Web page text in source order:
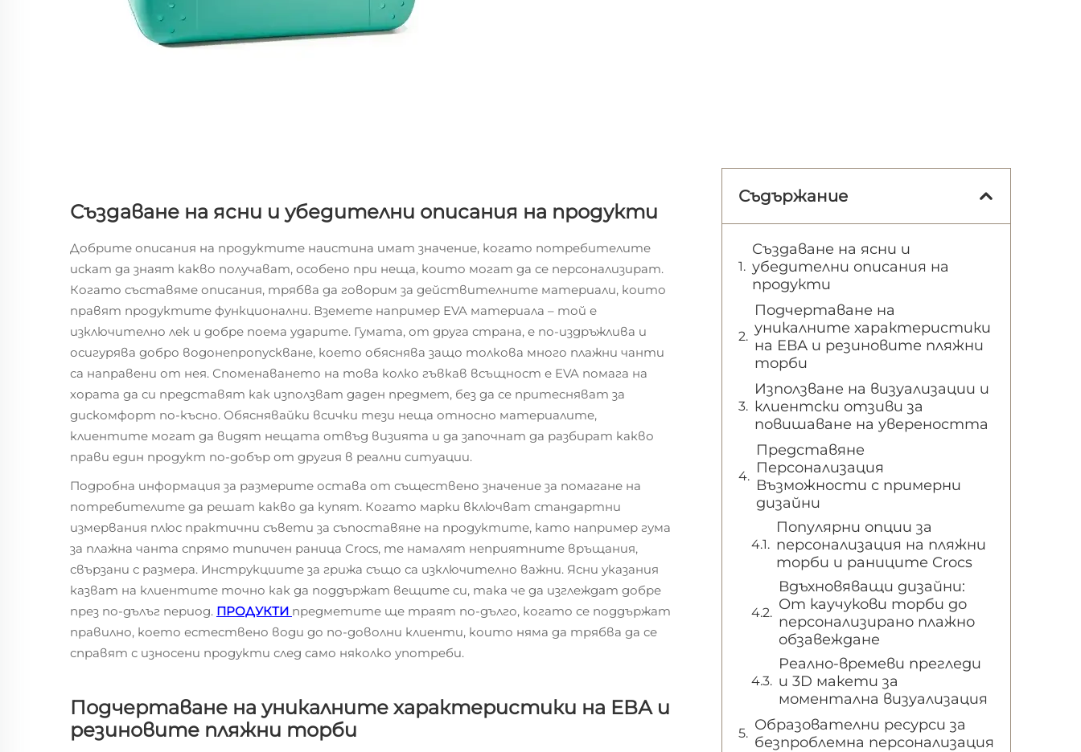
Създаване на ясни и убедителни описания на продукти
Добрите описания на продуктите наистина имат значение, когато потребителите
искат да знаят какво получават, особено при неща, които могат да се персонализират.
Когато съставяме описания, трябва да говорим за действителните материали, които
правят продуктите функционални. Вземете например EVA материала – той е
изключително лек и добре поема ударите. Гумата, от друга страна, е по-издръжлива и
осигурява добро водонепропускване, което обяснява защо толкова много плажни чанти
са направени от нея. Споменаването на това колко гъвкав всъщност е EVA помага на
хората да си представят как използват даден предмет, без да се притесняват за
дискомфорт по-късно. Обяснявайки всички тези неща относно материалите,
клиентите могат да видят нещата отвъд визията и да започнат да разбират какво
прави един продукт по-добър от другия в реални ситуации.
Подробна информация за размерите остава от съществено значение за помагане на
потребителите да решат какво да купят. Когато марки включват стандартни
измервания плюс практични съвети за съпоставяне на продуктите, като например гума
за плажна чанта спрямо типичен раница Crocs, те намалят неприятните връщания,
свързани с размера. Инструкциите за грижа също са изключително важни. Ясни указания
казват на клиентите точно как да поддържат вещите си, така че да изглеждат добре
през по-дълъг период. ПРОДУКТИ предметите ще траят по-дълго, когато се поддържат
правилно, което естествено води до по-доволни клиенти, които няма да трябва да се
справят с износени продукти след само няколко употреби.
Подчертаване на уникалните характеристики на ЕВА и
резиновите пляжни торби
Съдържание
Създаване на ясни и
убедителни описания на
продукти
Подчертаване на
уникалните характеристики
на ЕВА и резиновите пляжни
торби
Използване на визуализации и
клиентски отзиви за
повишаване на увереността
Представяне
Персонализация
Възможности с примерни
дизайни
Популярни опции за
персонализация на пляжни
торби и раниците Crocs
Вдъхновяващи дизайни:
От каучукови торби до
персонализирано плажно
обзавеждане
Реално-времеви прегледи
и 3D макети за
моментална визуализация
Образователни ресурси за
безпроблемна персонализация